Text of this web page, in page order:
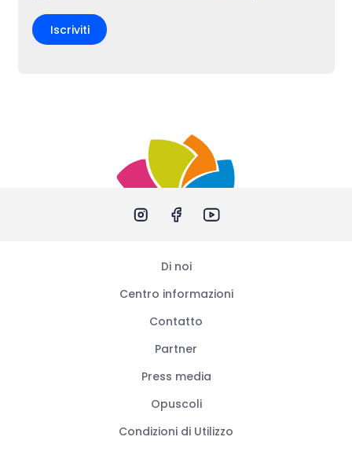
Iscriviti
Di noi
Centro informazioni
Contatto
Partner
Press media
Opuscoli
Condizioni di Utilizzo